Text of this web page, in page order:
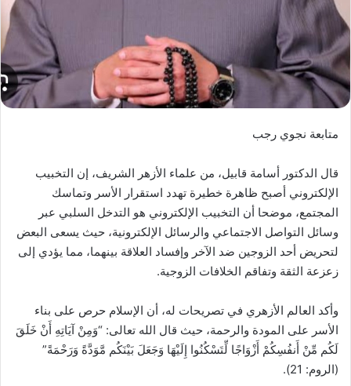
متابعة نجوي رجب
قال الدكتور أسامة قابيل، من علماء الأزهر الشريف، إن التخبيب
الإلكتروني أصبح ظاهرة خطيرة تهدد استقرار الأسر وتماسك
المجتمع، موضحا أن التخبيب الإلكتروني هو التدخل السلبي عبر
وسائل التواصل الاجتماعي والرسائل الإلكترونية، حيث يسعى البعض
لتحريض أحد الزوجين ضد الآخر وإفساد العلاقة بينهما، مما يؤدي إلى
زعزعة الثقة وتفاقم الخلافات الزوجية.
وأكد العالم الأزهري في تصريحات له، أن الإسلام حرص على بناء
الأسر على المودة والرحمة، حيث قال الله تعالى: “وَمِنْ آيَاتِهِ أَنْ خَلَقَ
لَكُم مِّنْ أَنفُسِكُمْ أَزْوَاجًا لِّتَسْكُنُوا إِلَيْهَا وَجَعَلَ بَيْنَكُم مَّوَدَّةً وَرَحْمَةً”
(الروم: 21).